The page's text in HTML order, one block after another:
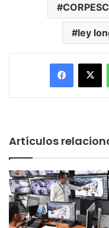
ley
Facebook
X
Artículos